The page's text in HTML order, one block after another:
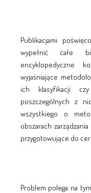
Publikacjami
wypełnić całe
encyklopedyczne
wyjaśniające
ich klasyfikacji
poszczególnych z
wszystkiego o
obszarach
przygotowujące do
Problem polega na